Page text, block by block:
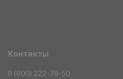
Контакты
8 (800) 222-78-50